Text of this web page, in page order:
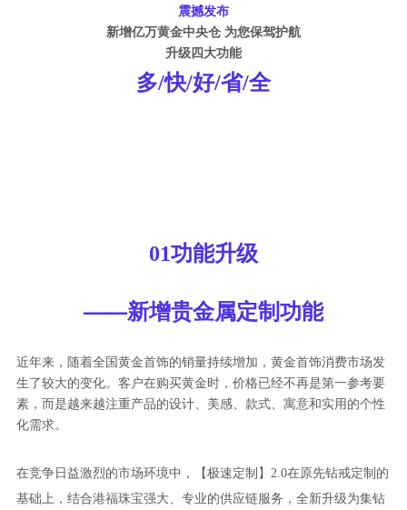
震撼发布
新增亿万黄金中央仓 为您保驾护航
升级四大功能
多/快/好/省/全
01功能升级
——新增贵金属定制功能
近年来，随着全国黄金首饰的销量持续增加，黄金首饰消费市场发
生了较大的变化。客户在购买黄金时，价格已经不再是第一参考要
素，而是越来越注重产品的设计、美感、款式、寓意和实用的个性
化需求。
在竞争日益激烈的市场环境中，【极速定制】2.0在原先钻戒定制的
基础上，结合港福珠宝强大、专业的供应链服务，全新升级为集钻